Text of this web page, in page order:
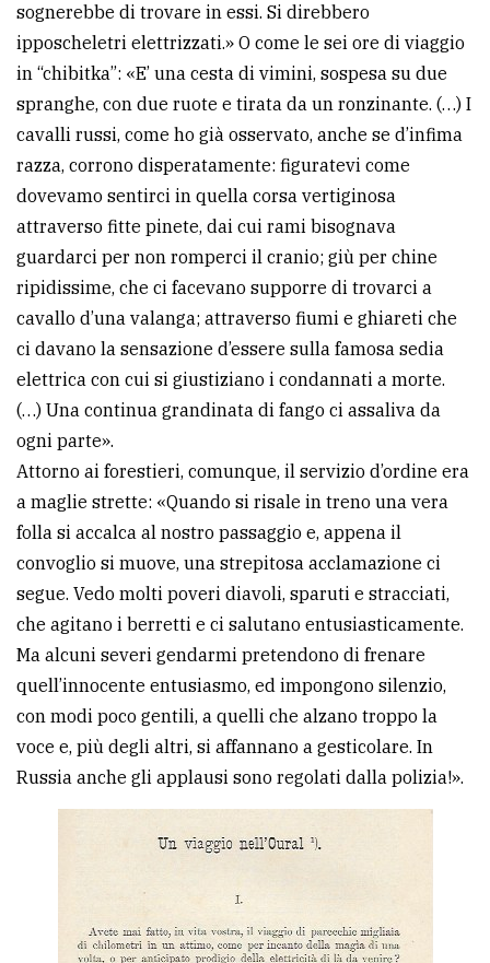
sognerebbe di trovare in essi. Si direbbero
ipposcheletri elettrizzati.» O come le sei ore di viaggio
in “chibitka”: «E’ una cesta di vimini, sospesa su due
spranghe, con due ruote e tirata da un ronzinante. (…) I
cavalli russi, come ho già osservato, anche se d’infima
razza, corrono disperatamente: figuratevi come
dovevamo sentirci in quella corsa vertiginosa
attraverso fitte pinete, dai cui rami bisognava
guardarci per non romperci il cranio; giù per chine
ripidissime, che ci facevano supporre di trovarci a
cavallo d’una valanga; attraverso fiumi e ghiareti che
ci davano la sensazione d’essere sulla famosa sedia
elettrica con cui si giustiziano i condannati a morte.
(…) Una continua grandinata di fango ci assaliva da
ogni parte».
Attorno ai forestieri, comunque, il servizio d’ordine era
a maglie strette: «Quando si risale in treno una vera
folla si accalca al nostro passaggio e, appena il
convoglio si muove, una strepitosa acclamazione ci
segue. Vedo molti poveri diavoli, sparuti e stracciati,
che agitano i berretti e ci salutano entusiasticamente.
Ma alcuni severi gendarmi pretendono di frenare
quell’innocente entusiasmo, ed impongono silenzio,
con modi poco gentili, a quelli che alzano troppo la
voce e, più degli altri, si affannano a gesticolare. In
Russia anche gli applausi sono regolati dalla polizia!».